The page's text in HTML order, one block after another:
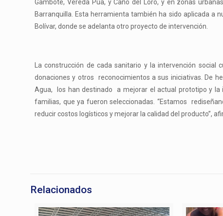
Gambote, Vereda Púa, y Caño del Loro, y en zonas
Barranquilla. Esta herramienta también ha sido aplicada a
Bolívar, donde se adelanta otro proyecto de intervención.
La construcción de cada sanitario y la intervención
donaciones y otros reconocimientos a sus iniciativas. De
Agua, los han destinado a mejorar el actual prototipo y la
familias, que ya fueron seleccionadas. “Estamos
reducir costos logísticos y mejorar la calidad del producto”,
Relacionados